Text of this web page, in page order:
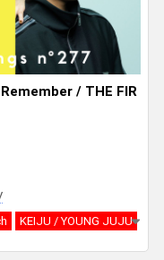
/ THE FIR
KEIJU / YOUNG JUJU